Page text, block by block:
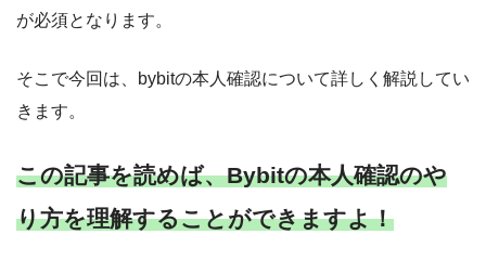
が必須となります。
そこで今回は、bybitの本人確認について詳しく解説してい
きます。
この記事を読めば、Bybitの本人確認のや
り方を理解することができますよ！